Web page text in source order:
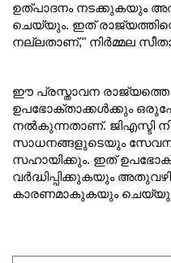
ഉത്പാദനം നടക്കുകയും അത്
ചെയ്യും. ഇത്
നല്ലതാണ്," നിർമ്മല
ഈ പ്രസ്താവന രാജ്യത്തെ
ഉപഭോക്താക്കൾക്കും
നൽകുന്നതാണ്. ജിഎസ്ടി
സാധനങ്ങളുടെയും
സഹായിക്കും. ഇത്
വർദ്ധിപ്പിക്കുകയും
കാരണമാകുകയും